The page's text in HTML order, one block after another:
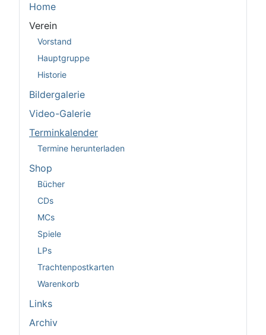
Home
Verein
Vorstand
Hauptgruppe
Historie
Bildergalerie
Video-Galerie
Terminkalender
Termine herunterladen
Shop
Bücher
CDs
MCs
Spiele
LPs
Trachtenpostkarten
Warenkorb
Links
Archiv